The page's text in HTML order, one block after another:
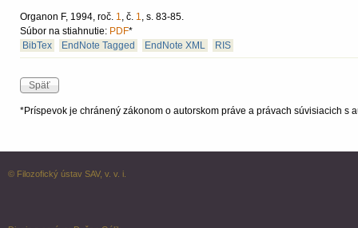
Organon F, 1994, roč. 1, č. 1, s. 83-85.
Súbor na stiahnutie: PDF*
BibTex
EndNote Tagged EndNote XML RIS
*Príspevok je chránený zákonom o autorskom práve a právach súvisiacich s
© Filozofický ústav SAV, v. v. i.